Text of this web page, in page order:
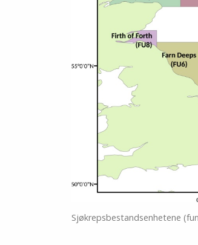
Sjøkrepsbestandsenhetene